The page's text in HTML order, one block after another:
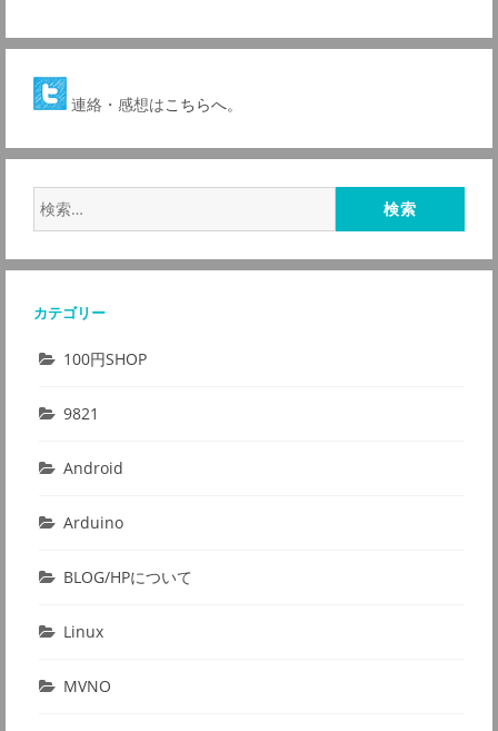
連絡・感想はこちらへ。
索:
カテゴリー
100円SHOP
9821
Android
Arduino
BLOG/HPについて
Linux
MVNO